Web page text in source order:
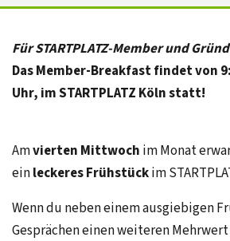
Für STARTPLATZ-Member und
Das Member-Breakfast findet von
Uhr, im STARTPLATZ Köln statt!
Amvierten Mittwoch im Monat
einleckeres Frühstückim
Wenn du neben einem ausgiebigen
Gesprächen einen weiteren